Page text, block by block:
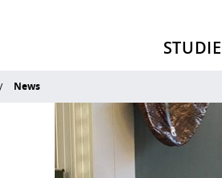
News